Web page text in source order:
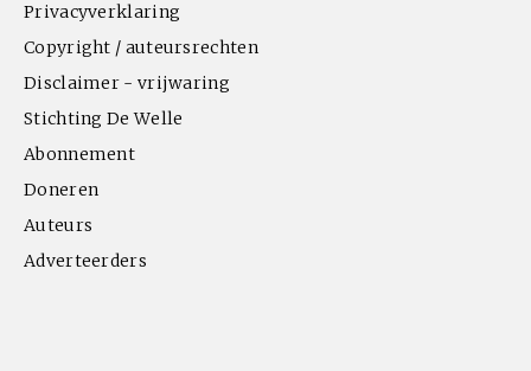
Privacyverklaring
Copyright / auteursrechten
Disclaimer - vrijwaring
Stichting De Welle
Abonnement
Doneren
Auteurs
Adverteerders